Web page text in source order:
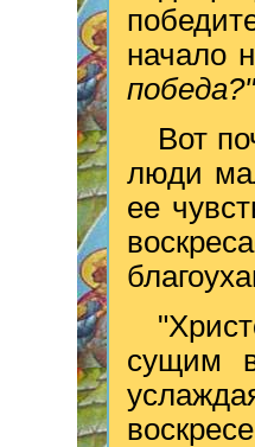
начало
победа?"
Вот
люди
ее
сущим